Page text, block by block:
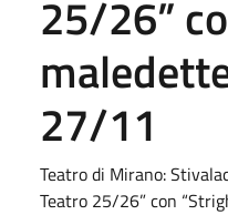
25/26”
27/11
Teatro di Mirano:
Teatro 25/26” con